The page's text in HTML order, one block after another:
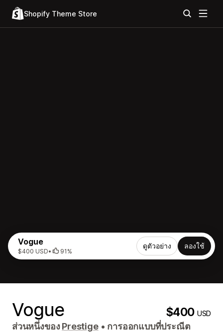
Shopify Theme Store
Vogue
$400 USD• 91%
ดูตัวอย่าง ลองใช้
Vogue $400USD
ส่วนหนึ่งของPrestige • การออกแบบที่ประณีต